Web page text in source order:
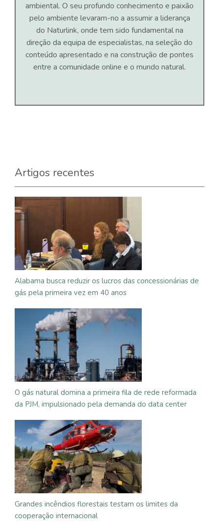
ambiental. O seu profundo conhecimento e paixão
pelo ambiente levaram-no a assumir a liderança
do Naturlink, onde tem sido fundamental na
direção da equipa de especialistas, na seleção do
conteúdo apresentado e na construção de pontes
entre a comunidade online e o mundo natural.
Artigos recentes
Alabama busca reduzir os lucros das concessionárias de
gás pela primeira vez em 40 anos
O gás natural domina a primeira fila de rede reformada
da PJM, impulsionado pela demanda do data center
Grandes incêndios florestais testam os limites da
cooperação internacional